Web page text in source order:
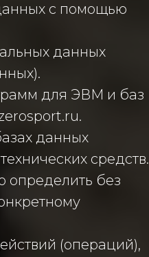
с помощью
данных
для ЭВМ и баз
данных
средств.
определить без
(операций),